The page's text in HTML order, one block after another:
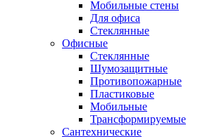
Мобильные стены
Для офиса
Стеклянные
Офисные
Стеклянные
Шумозащитные
Противопожарные
Пластиковые
Мобильные
Трансформируемые
Сантехнические